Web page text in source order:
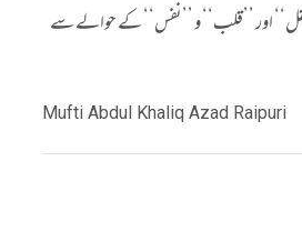
اور ’’قلب‘‘ و ’’نفس‘‘ کے حوالے سے
Mufti Abdul Khaliq Azad Raipuri